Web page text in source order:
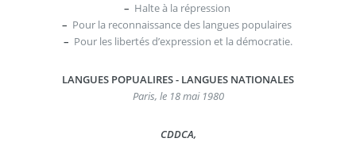
– Halte à la répression
– Pour la reconnaissance des langues populaires
– Pour les libertés d’expression et la démocratie.
LANGUES POPUALIRES - LANGUES NATIONALES
Paris, le 18 mai 1980
CDDCA,